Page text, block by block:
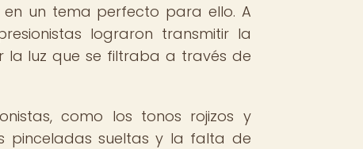
un tema perfecto para ello. A
lograron transmitir la
la luz que se filtraba a través de
como los tonos rojizos y
pinceladas sueltas y la falta de